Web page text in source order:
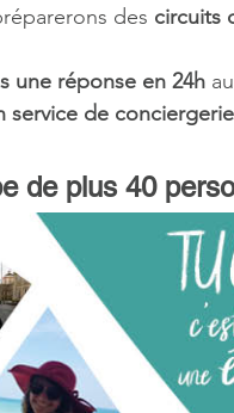
des circuits
une réponse en 24h
service de
de plus 40